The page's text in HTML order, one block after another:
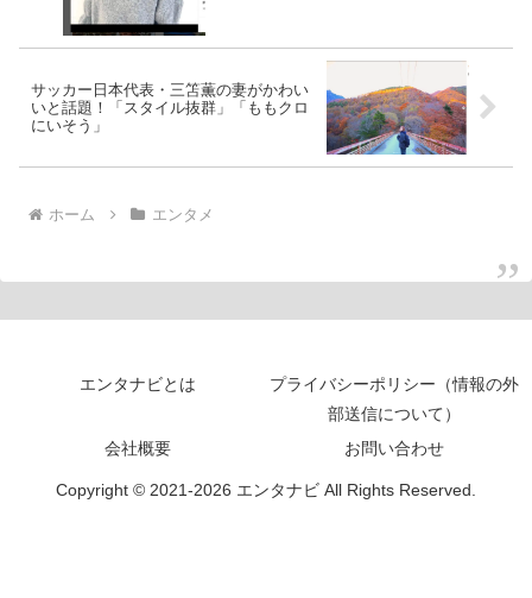
サッカー日本代表・三笘薫の妻がかわい
いと話題！「スタイル抜群」「ももクロ
にいそう」
ホーム エンタメ
エンタナビとは
プライバシーポリシー（情報の外
部送信について）
会社概要
お問い合わせ
Copyright © 2021-2026 エンタナビ All Rights Reserved.